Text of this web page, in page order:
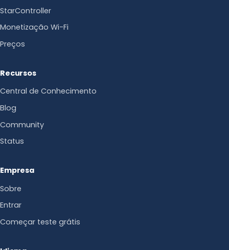
StarController
Monetização Wi-Fi
Preços
Recursos
Central de Conhecimento
Blog
Community
Status
Empresa
Sobre
Entrar
Começar teste grátis